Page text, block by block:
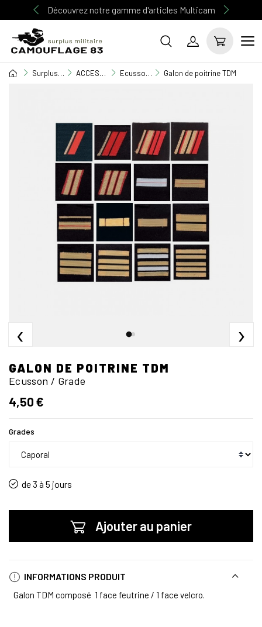
Découvrez notre gamme d'articles Multicam
Surplus Militaire ACCESSOIRE MILITAIRE Ecusson / Grade Galon de poitrine TDM
‹ ›
GALON DE POITRINE TDM
Ecusson / Grade
4,50 €
Grades
de 3 à 5 jours
Ajouter au panier
INFORMATIONS PRODUIT
Galon TDM composé 1 face feutrine / 1 face velcro.